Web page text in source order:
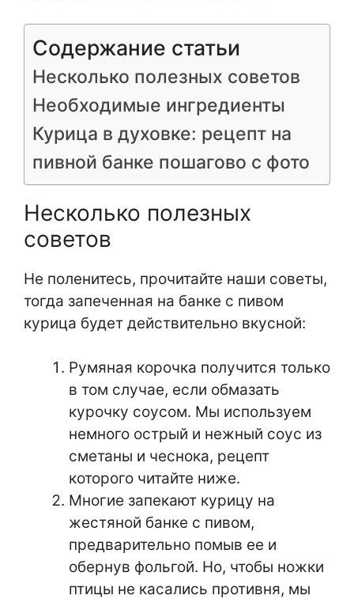
Содержание статьи
Несколько полезных советов
Необходимые ингредиенты
Курица в духовке: рецепт на
пивной банке пошагово с фото
Несколько полезных
советов
Не поленитесь, прочитайте наши советы,
тогда запеченная на банке с пивом
курица будет действительно вкусной:
Румяная корочка получится только
в том случае, если обмазать
курочку соусом. Мы используем
немного острый и нежный соус из
сметаны и чеснока, рецепт
которого читайте ниже.
Многие запекают курицу на
жестяной банке с пивом,
предварительно помыв ее и
обернув фольгой. Но, чтобы ножки
птицы не касались противня, мы